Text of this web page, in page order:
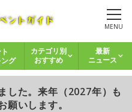
MENU
グ
カテゴリ別
おすすめ
最新
ニュース
した。来年（2027年）も
願いします。